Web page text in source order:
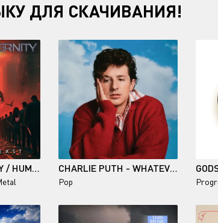
ДЛЯ СКАЧИВАНИЯ!
SONS OF ETERNITY / HUMAN BEAST CHARLIE PUTH - WHATEVER'S CLEVER!
Pop